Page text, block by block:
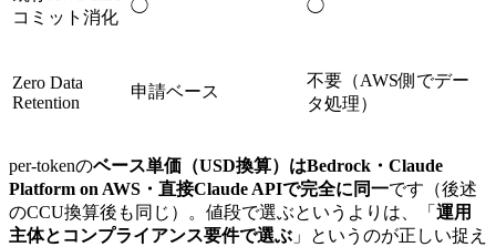
コミット消化
◯ ◯
Zero Data
Retention
申請ベース
不要（AWS側でデー
タ処理）
per-tokenのベース単価（USD換算）はBedrock・Claude
Platform on AWS・直接Claude APIで完全に同一です（後述
のCCU換算後も同じ）。値段で選ぶというよりは、「 運用
主体とコンプライアンス要件で選ぶ 」というのが正しい捉え